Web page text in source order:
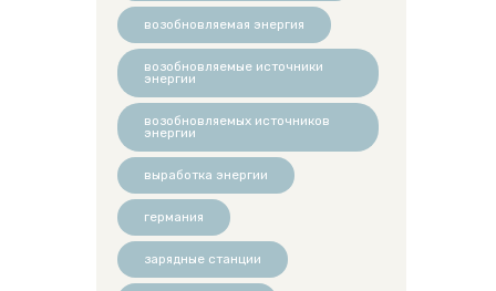
возобновляемая энергия
возобновляемые источники
энергии
возобновляемых источников
энергии
выработка энергии
германия
зарядные станции